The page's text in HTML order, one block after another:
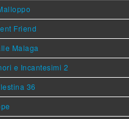
Friend
Malaga
e Incantesimi 2
36